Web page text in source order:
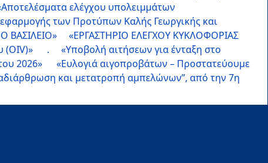
ελέγχου υπολειμμάτων
των Προτύπων Καλής Γεωργικής και
ΒΑΣΙΛΕΙΟ»
«ΕΡΓΑΣΤΗΡΙΟ ΕΛΕΓΧΟΥ ΚΥΚΛΟΦΟΡΙΑΣ
(OIV)» .
«Υποβολή αιτήσεων για ένταξη στο
2026»
«Ευλογιά αιγοπροβάτων – Προστατεύουμε
και μετατροπή αμπελώνων”, από την 7η